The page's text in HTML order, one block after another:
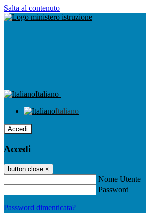
Salta al contenuto
Italiano
Italiano
Accedi
Accedi
button close ×
Nome Utente
Password
Password dimenticata?